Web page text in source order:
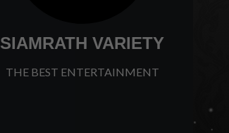
SIAMRATH VARIETY
THE BEST ENTERTAINMENT